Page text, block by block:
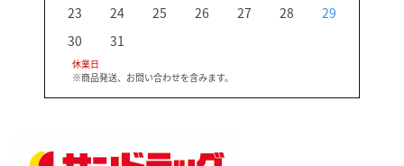
23
24 25 26 27 28
29
30
31
休業日
※商品発送、お問い合わせを含みます。